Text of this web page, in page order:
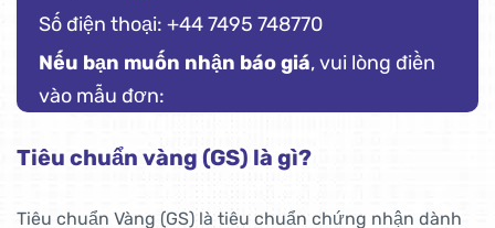
Số điện thoại: +44 7495 748770
Nếu bạn muốn nhận báo giá, vui lòng điền
vào mẫu đơn:
Tiêu chuẩn vàng (GS) là gì?
Tiêu chuẩn Vàng (GS) là tiêu chuẩn chứng nhận dành